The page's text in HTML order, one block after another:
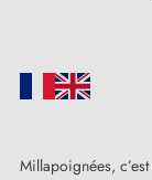
Millapoignées,